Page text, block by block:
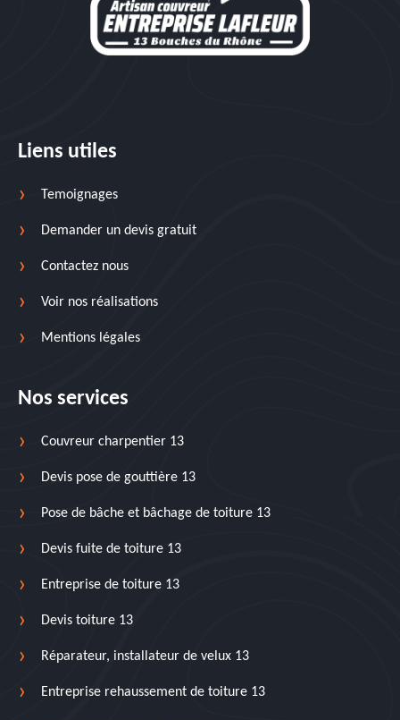
Liens utiles
Temoignages
Demander un devis gratuit
Contactez nous
Voir nos réalisations
Mentions légales
Nos services
Couvreur charpentier 13
Devis pose de gouttière 13
Pose de bâche et bâchage de toiture 13
Devis fuite de toiture 13
Entreprise de toiture 13
Devis toiture 13
Réparateur, installateur de velux 13
Entreprise rehaussement de toiture 13